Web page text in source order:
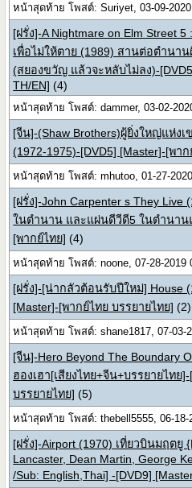
หน้าสุดท้าย โพสต์: Suriyet, 03-09-2020
[ฝรั่ง]-A Nightmare on Elm Street
เพื่อไม่ให้ตาย (1989) สานต่อตำนา
(สยองขวัญ แล้วจะหลับไม่ลง)-
TH/EN] (4)
หน้าสุดท้าย โพสต์: dammer, 03-02-
[จีน]-(Shaw Brothers)ผู้ยิ่งใหญ่แห่ง
(1972-1975)-[DVD5] [Master]-[พาก
หน้าสุดท้าย โพสต์: mhutoo, 01-27-
[ฝรั่ง]-John Carpenter s They
ในตำนาน และแผ่นดีวีดี5 ในตำนาน
[พากย์ไทย] (4)
หน้าสุดท้าย โพสต์: noone, 07-28-2019
[ฝรั่ง]-[น่ากลัวต้อนรับปีใหม่] House
[Master]-[พากย์ไทย บรรยายไทย] (2)
หน้าสุดท้าย โพสต์: shane1817, 07-03-
[จีน]-Hero Beyond The Boundary
ฮองเฮา[เสียงไทย+จีน+บรรยายไทย
บรรยายไทย] (5)
หน้าสุดท้าย โพสต์: thebell5555, 06-18-
[ฝรั่ง]-Airport (1970) เที่ยวบินมฤตยู
Lancaster, Dean Martin, George
/Sub: English,Thai] -[DVD9]